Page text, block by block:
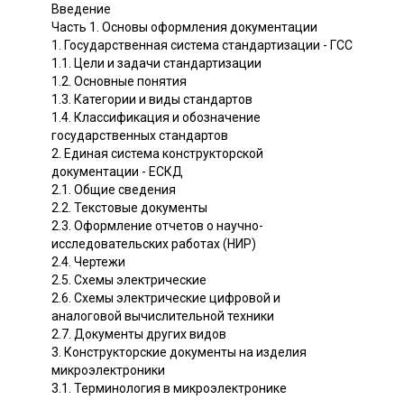
Введение
Часть 1. Основы оформления документации
1. Государственная система стандартизации - ГСС
1.1. Цели и задачи стандартизации
1.2. Основные понятия
1.3. Категории и виды стандартов
1.4. Классификация и обозначение
государственных стандартов
2. Единая система конструкторской
документации - ЕСКД
2.1. Общие сведения
2.2. Текстовые документы
2.3. Оформление отчетов о научно-
исследовательских работах (НИР)
2.4. Чертежи
2.5. Схемы электрические
2.6. Схемы электрические цифровой и
аналоговой вычислительной техники
2.7. Документы других видов
3. Конструкторские документы на изделия
микроэлектроники
3.1. Терминология в микроэлектронике